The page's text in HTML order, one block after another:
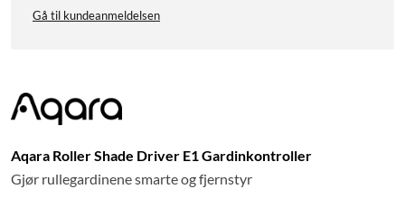
Gå til kundeanmeldelsen
Aqara Roller Shade Driver E1 Gardinkontroller
Gjør rullegardinene smarte og fjernstyr